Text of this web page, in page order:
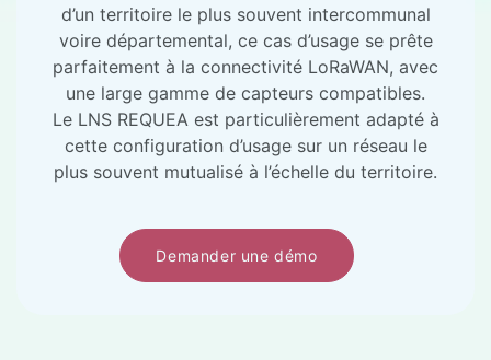
d’un territoire le plus souvent intercommunal
voire départemental, ce cas d’usage se prête
parfaitement à la connectivité LoRaWAN, avec
une large gamme de capteurs compatibles.
Le LNS REQUEA est particulièrement adapté à
cette configuration d’usage sur un réseau le
plus souvent mutualisé à l’échelle du territoire.
Demander une démo